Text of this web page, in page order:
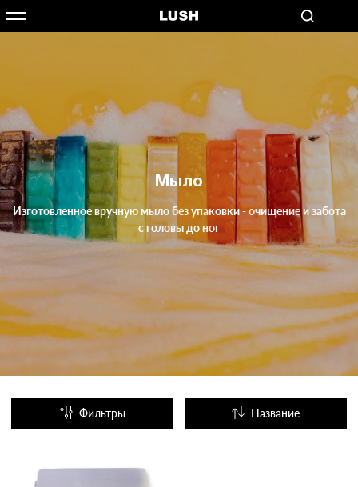
Мыло
Изготовленное вручную мыло без упаковки - очищение и забота
с головы до ног
Фильтры Название